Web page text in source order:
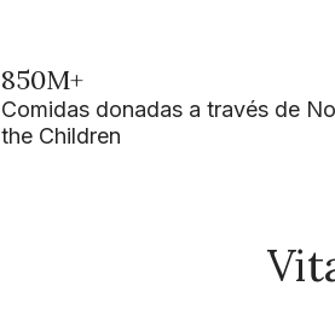
850M+
Comidas donadas a través de
the Children